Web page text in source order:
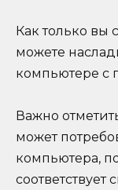
Как только вы
можете
компьютере с
Важно
может
компьютера,